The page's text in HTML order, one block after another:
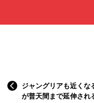
ジャングリアも近く
が普天間まで延伸され